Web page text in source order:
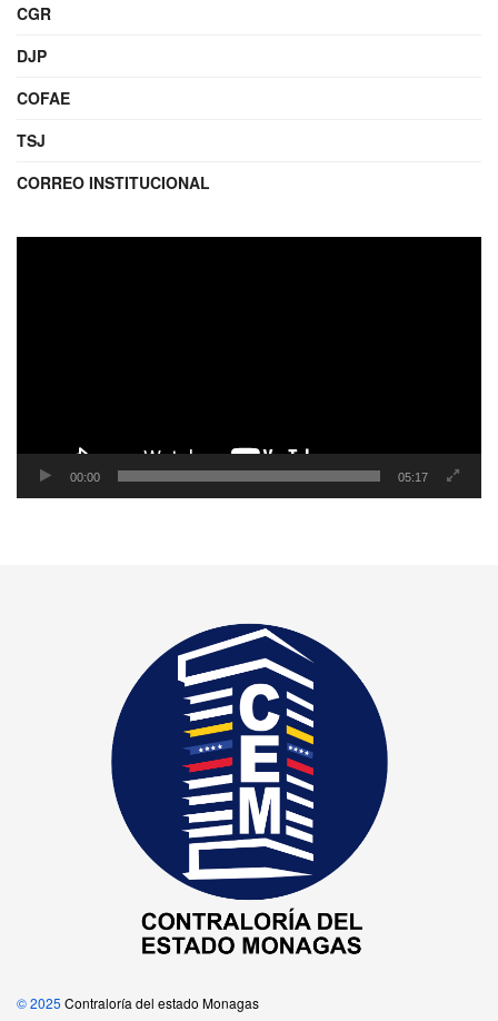
CGR
DJP
COFAE
TSJ
CORREO INSTITUCIONAL
00:00 05:17
© 2025 Contraloría del estado Monagas